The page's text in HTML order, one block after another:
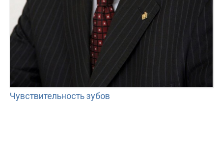
Чувствительность зубов